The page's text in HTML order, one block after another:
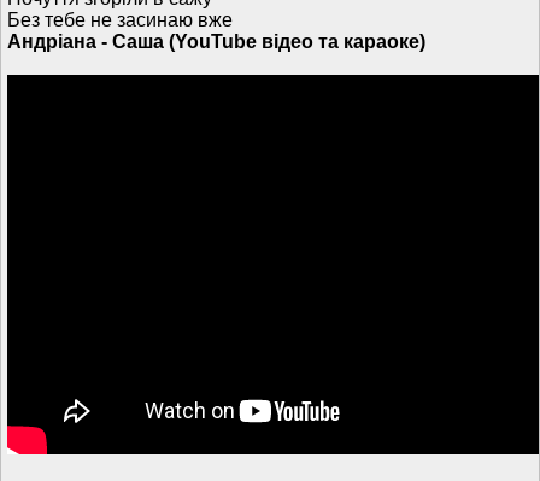
Без тебе не засинаю вже
Андріана - Саша (YouTube відео та караоке)